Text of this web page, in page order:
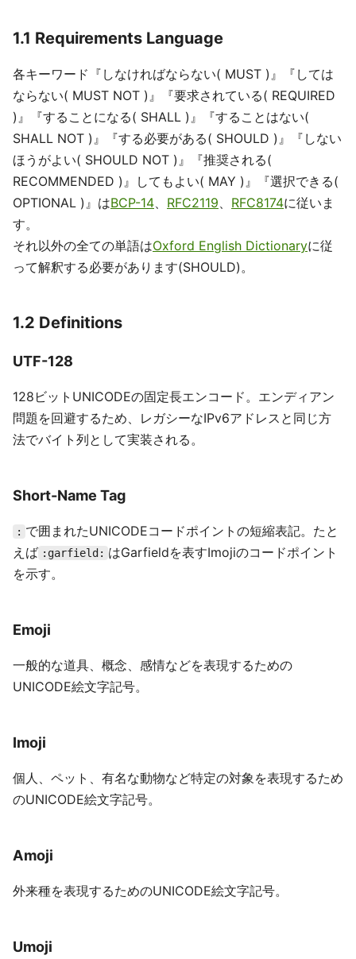
1.1 Requirements Language
各キーワード『しなければならない( MUST )』『しては
ならない( MUST NOT )』『要求されている( REQUIRED
)』『することになる( SHALL )』『することはない(
SHALL NOT )』『する必要がある( SHOULD )』『しない
ほうがよい( SHOULD NOT )』『推奨される(
RECOMMENDED )』してもよい( MAY )』『選択できる(
OPTIONAL )』はBCP-14、 RFC2119、 RFC8174に従いま
す。
それ以外の全ての単語はOxford English Dictionaryに従
って解釈する必要があります(SHOULD)。
1.2 Definitions
UTF-128
128ビットUNICODEの固定長エンコード。エンディアン
問題を回避するため、レガシーなIPv6アドレスと同じ方
法でバイト列として実装される。
Short-Name Tag
: で囲まれたUNICODEコードポイントの短縮表記。たと
えば :garfield: はGarfieldを表すImojiのコードポイント
を示す。
Emoji
一般的な道具、概念、感情などを表現するための
UNICODE絵文字記号。
Imoji
個人、ペット、有名な動物など特定の対象を表現するため
のUNICODE絵文字記号。
Amoji
外来種を表現するためのUNICODE絵文字記号。
Umoji